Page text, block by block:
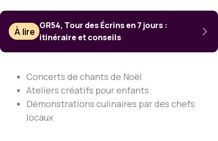
À lire
GR54, Tour des Écrins en 7 jours :
itinéraire et conseils
Concerts de chants de Noël
Ateliers créatifs pour enfants
Démonstrations culinaires par des chefs
locaux